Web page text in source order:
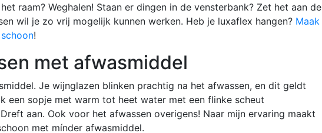
raam? Weghalen! Staan er dingen in de vensterbank? Zet het aan de
wil je zo vrij mogelijk kunnen werken. Heb je luxaflex hangen? Maak
!
met afwasmiddel
Je wijnglazen blinken prachtig na het afwassen, en dit geldt
een sopje met warm tot heet water met een flinke scheut
aan. Ook voor het afwassen overigens! Naar mijn ervaring maakt
met mínder afwasmiddel.